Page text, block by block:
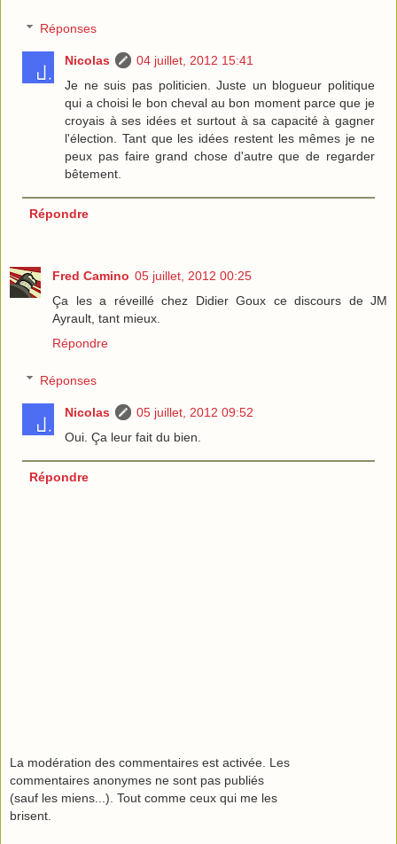
Réponses
Nicolas
04 juillet, 2012 15:41
Je ne suis pas politicien. Juste un blogueur politique
qui a choisi le bon cheval au bon moment parce que je
croyais à ses idées et surtout à sa capacité à gagner
l'élection. Tant que les idées restent les mêmes je ne
peux pas faire grand chose d'autre que de regarder
bêtement.
Répondre
Fred Camino 05 juillet, 2012 00:25
Ça les a réveillé chez Didier Goux ce discours de JM
Ayrault, tant mieux.
Répondre
Réponses
Nicolas
05 juillet, 2012 09:52
Oui. Ça leur fait du bien.
Répondre
La modération des commentaires est activée. Les
commentaires anonymes ne sont pas publiés
(sauf les miens...). Tout comme ceux qui me les
brisent.